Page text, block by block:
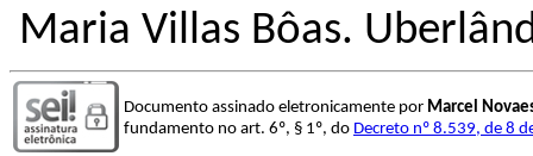
Maria Villas Bôas.
Documento assinado eletronicamente por Marcel
fundamento no art. 6º, § 1º, do Decreto nº 8.539, de 8